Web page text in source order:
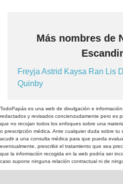
Más nombres de
Freyja Astrid Kaysa Ran Lis
Quinby
TodoPapás es una web de divulgación e
redactados y revisados concienzudamente pero es
que no recojan todos los enfoques sobre una
o prescripción médica. Ante cualquier duda sobre tu
acudir a una consulta médica para que pueda
eventualmente, prescribir el tratamiento que sea
que la información recogida en la web podría ser
caso supone ninguna relación contractual ni de